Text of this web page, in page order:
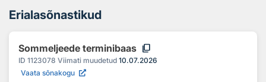
Erialasõnastikud
Sommeljeede terminibaas content_copy
ID 1123078 Viimati muudetud 10.07.2026
Vaata sõnakogu